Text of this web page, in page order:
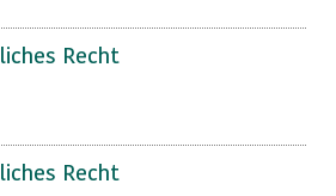
Recht
Recht